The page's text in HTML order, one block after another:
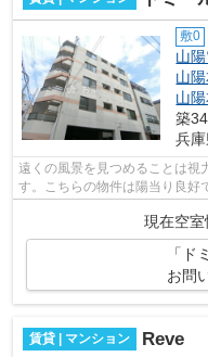
敷0
山
山
山
築
兵
遠くの風景を見つめることは視
す。こちらの物件は陽当り良好
て情報を提供できるマンション
現在空室
「ド
お問
賃貸 | マンション Reve